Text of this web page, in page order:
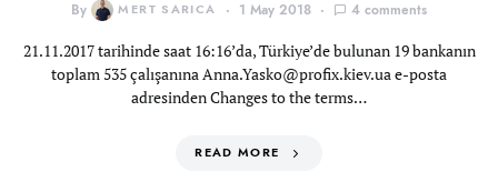
By MERT SARICA 1 May 2018 4 comments
21.11.2017 tarihinde saat 16:16’da, Türkiye’de bulunan 19 bankanın
toplam 535 çalışanınaAnna.Yasko@profix.kiev.uae-posta
adresinden Changes to the terms…
READ MORE